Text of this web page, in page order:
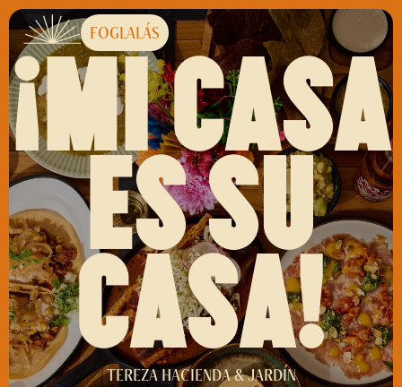
FOGLALÁS
¡MI CASA
ES SU
CASA!
TEREZA HACIENDA & JARDÍN